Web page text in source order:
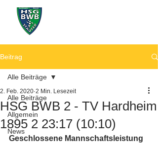
Beitrag
Alle Beiträge
Allgemein
News
Alle Beiträge
HSG BWB 2 - TV Hardheim
1895 2 23:17 (10:10)
2. Feb. 2020 2 Min. Lesezeit
Geschlossene Mannschaftsleistung